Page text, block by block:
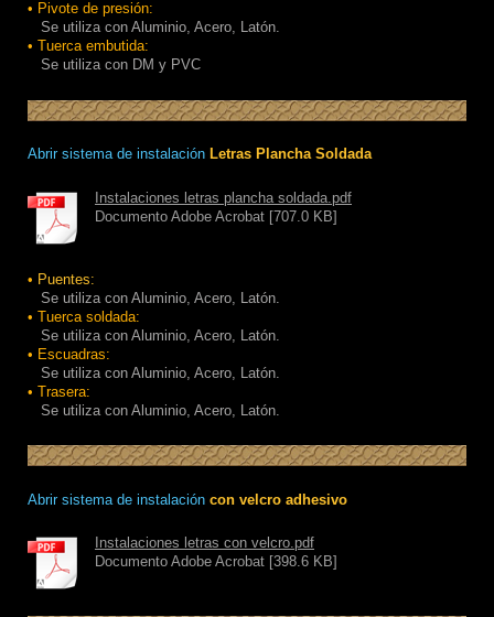
• Pivote de presión:
Se utiliza con Aluminio, Acero, Latón.
• Tuerca embutida:
Se utiliza con DM y PVC
Abrir sistema de instalación Letras Plancha Soldada
Instalaciones letras plancha soldada.pdf
Documento Adobe Acrobat [707.0 KB]
• Puentes:
Se utiliza con Aluminio, Acero, Latón.
• Tuerca soldada:
Se utiliza con Aluminio, Acero, Latón.
• Escuadras:
Se utiliza con Aluminio, Acero, Latón.
• Trasera:
Se utiliza con Aluminio, Acero, Latón.
Abrir sistema de instalación con velcro adhesivo
Instalaciones letras con velcro.pdf
Documento Adobe Acrobat [398.6 KB]